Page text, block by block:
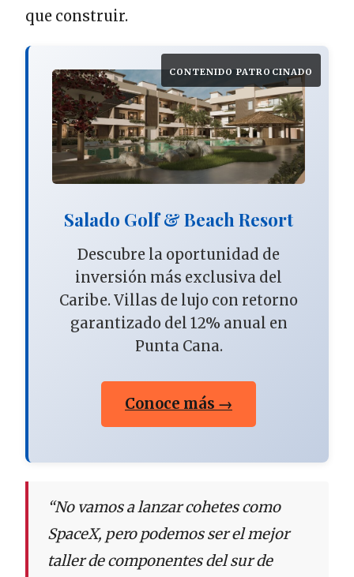
que construir.
CONTENIDO PATROCINADO
Salado Golf & Beach Resort
Descubre la oportunidad de
inversión más exclusiva del
Caribe. Villas de lujo con retorno
garantizado del 12% anual en
Punta Cana.
Conoce más →
“No vamos a lanzar cohetes como
SpaceX, pero podemos ser el mejor
taller de componentes del sur de